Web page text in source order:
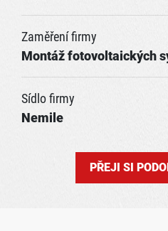
Zaměření firmy
Montáž fotovoltaických
Sídlo firmy
Nemile
PŘEJI SI